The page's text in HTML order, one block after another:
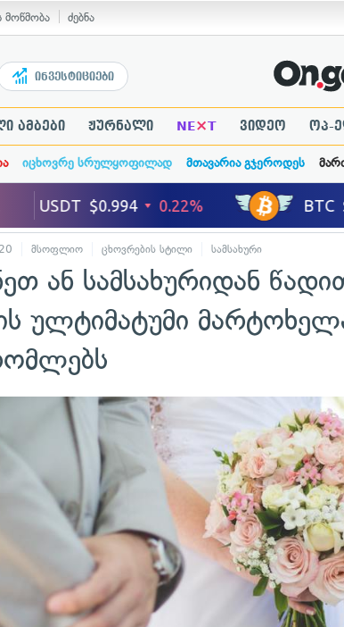
მოწმობა ძებნა
ინვესტიციები
ამბები ჟურნალი NE×T ვიდეო ოპ-
იცხოვრე სრულყოფილად მთავარია გჯეროდეს
მსოფლიო ცხოვრების სტილი სამსახური
ან სამსახურიდან
ულტიმატუმი